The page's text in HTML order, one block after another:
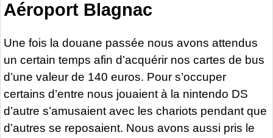
Aéroport Blagnac
Une fois la douane passée nous avons attendus
un certain temps afin d’acquérir nos cartes de bus
d’une valeur de 140 euros. Pour s’occuper
certains d’entre nous jouaient à la nintendo DS
d’autre s’amusaient avec les chariots pendant que
d’autres se reposaient. Nous avons aussi pris le